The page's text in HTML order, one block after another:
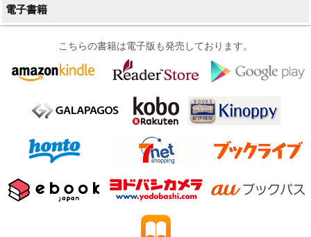
電子書籍
こちらの書籍は電子版も発売しております。